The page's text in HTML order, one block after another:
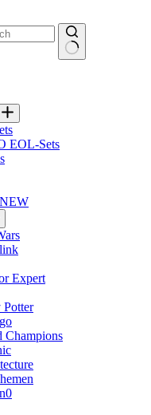
EOL-Sets
NEW
Expert
Potter
Champions
0